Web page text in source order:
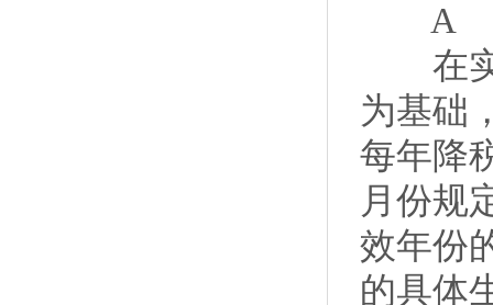
A
在实
为基础
每年降
月份规
效年份
的具体